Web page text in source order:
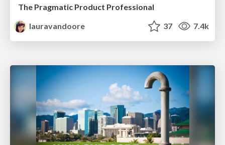
The Pragmatic Product Professional
lauravandoore
37 7.4k